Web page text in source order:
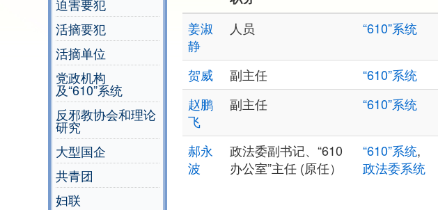
迫害要犯
活摘要犯
活摘单位
党政机构
及“610”系统
反邪教协会和理论
研究
大型国企
共青团
妇联
姜淑
静
人员 “610”系统
贺威 副主任
“610”系统
赵鹏
飞
副主任 “610”系统
郝永
波
政法委副书记、“610
办公室”主任 (原任）
“610”系统,
政法委系统